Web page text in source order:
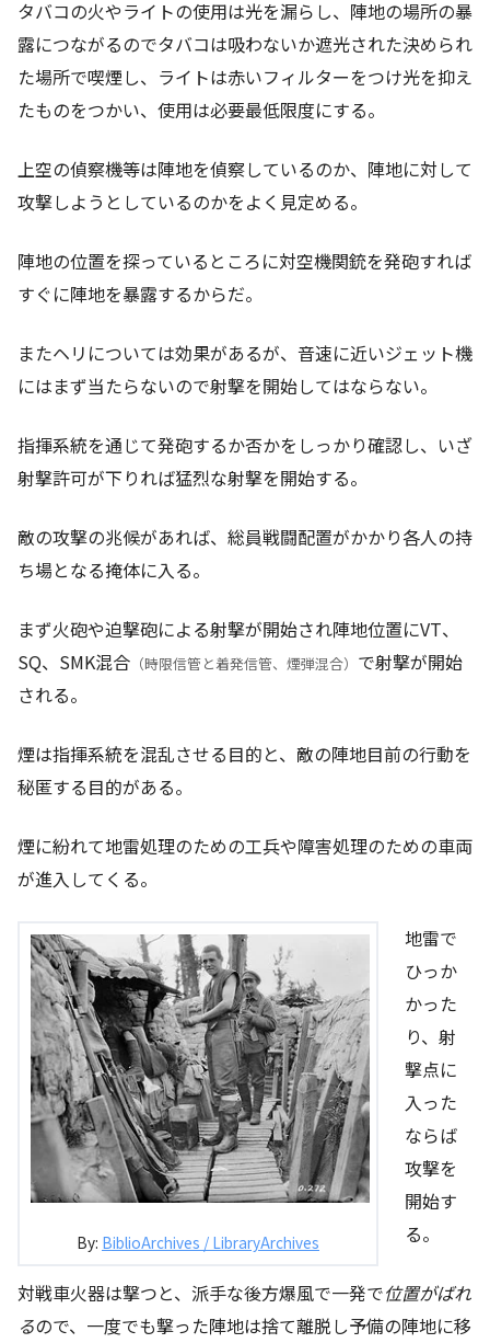
タバコの火やライトの使用は光を漏らし、陣地の場所の暴
露につながるのでタバコは吸わないか遮光された決められ
た場所で喫煙し、ライトは赤いフィルターをつけ光を抑え
たものをつかい、使用は必要最低限度にする。
上空の偵察機等は陣地を偵察しているのか、陣地に対して
攻撃しようとしているのかをよく見定める。
陣地の位置を探っているところに対空機関銃を発砲すれば
すぐに陣地を暴露するからだ。
またヘリについては効果があるが、音速に近いジェット機
にはまず当たらないので射撃を開始してはならない。
指揮系統を通じて発砲するか否かをしっかり確認し、いざ
射撃許可が下りれば猛烈な射撃を開始する。
敵の攻撃の兆候があれば、総員戦闘配置がかかり各人の持
ち場となる掩体に入る。
まず火砲や迫撃砲による射撃が開始され陣地位置にVT、
SQ、SMK混合 （時限信管と着発信管、煙弾混合） で射撃が開始
される。
煙は指揮系統を混乱させる目的と、敵の陣地目前の行動を
秘匿する目的がある。
煙に紛れて地雷処理のための工兵や障害処理のための車両
が進入してくる。
By: BiblioArchives / LibraryArchives
地雷で
ひっか
かった
り、射
撃点に
入った
ならば
攻撃を
開始す
る。
対戦車火器は撃つと、派手な後方爆風で一発で位置がばれ
るので、一度でも撃った陣地は捨て離脱し予備の陣地に移